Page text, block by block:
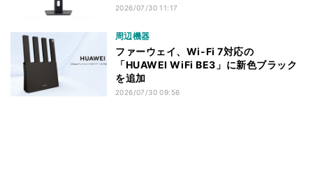
2026/07/30 11:17
周辺機器
ファーウェイ、Wi-Fi 7対応の
「HUAWEI WiFi BE3」に新色ブラック
を追加
2026/07/30 09:56